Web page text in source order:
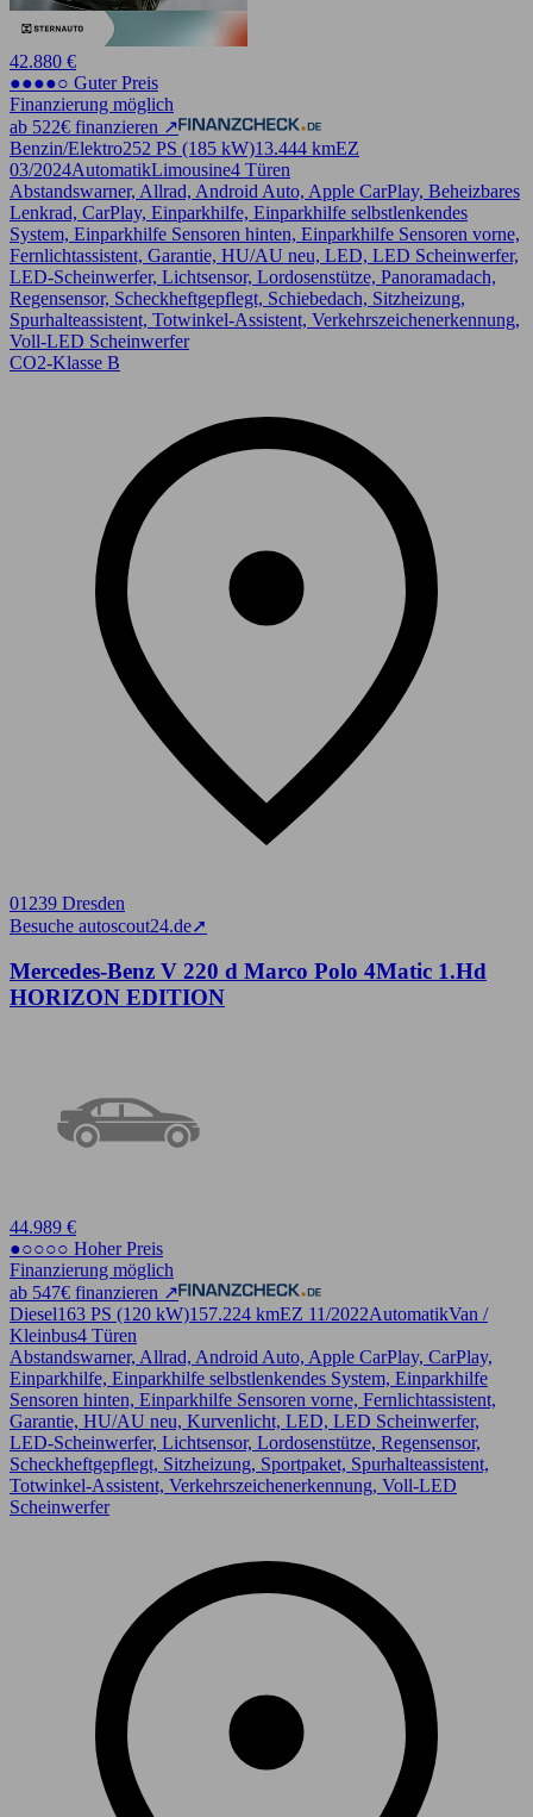
42.880 €
●●●●○ Guter Preis
Finanzierung möglich
ab 522€ finanzieren ↗
Benzin/Elektro252 PS (185 kW)13.444 kmEZ
03/2024AutomatikLimousine4 Türen
Abstandswarner, Allrad, Android Auto, Apple CarPlay, Beheizbares
Lenkrad, CarPlay, Einparkhilfe, Einparkhilfe selbstlenkendes
System, Einparkhilfe Sensoren hinten, Einparkhilfe Sensoren vorne,
Fernlichtassistent, Garantie, HU/AU neu, LED, LED Scheinwerfer,
LED-Scheinwerfer, Lichtsensor, Lordosenstütze, Panoramadach,
Regensensor, Scheckheftgepflegt, Schiebedach, Sitzheizung,
Spurhalteassistent, Totwinkel-Assistent, Verkehrszeichenerkennung,
Voll-LED Scheinwerfer
CO2-Klasse B
01239 Dresden
Besuche autoscout24.de➚
Mercedes-Benz V 220 d Marco Polo 4Matic 1.Hd
HORIZON EDITION
44.989 €
●○○○○ Hoher Preis
Finanzierung möglich
ab 547€ finanzieren ↗
Diesel163 PS (120 kW)157.224 kmEZ 11/2022AutomatikVan /
Kleinbus4 Türen
Abstandswarner, Allrad, Android Auto, Apple CarPlay, CarPlay,
Einparkhilfe, Einparkhilfe selbstlenkendes System, Einparkhilfe
Sensoren hinten, Einparkhilfe Sensoren vorne, Fernlichtassistent,
Garantie, HU/AU neu, Kurvenlicht, LED, LED Scheinwerfer,
LED-Scheinwerfer, Lichtsensor, Lordosenstütze, Regensensor,
Scheckheftgepflegt, Sitzheizung, Sportpaket, Spurhalteassistent,
Totwinkel-Assistent, Verkehrszeichenerkennung, Voll-LED
Scheinwerfer